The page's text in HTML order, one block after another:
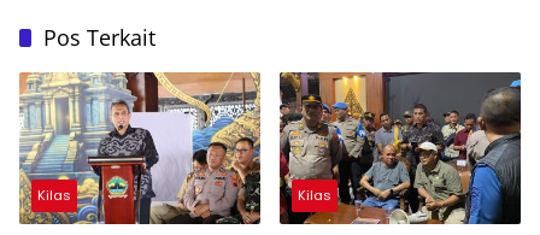
Pos Terkait
Kilas Kilas